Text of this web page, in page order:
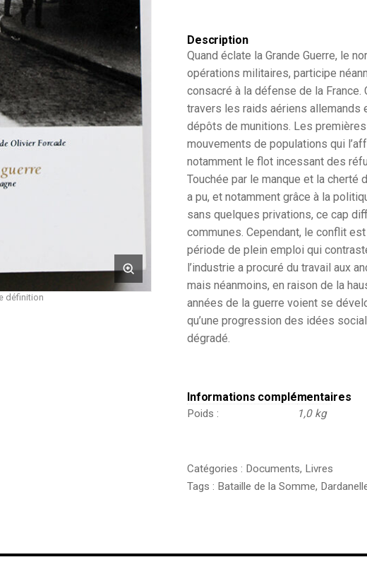
définition
Description
Quand éclate la Grande Guerre, le
opérations militaires, participe
consacré à la défense de la France.
travers les raids aériens
dépôts de munitions. Les
mouvements de populations qui
notamment le flot incessant des
Touchée par le manque et la
a pu, et notamment grâce à la
sans quelques privations, ce cap
communes. Cependant, le conflit
période de plein emploi qui
l’industrie a procuré du travail aux
mais néanmoins, en raison de la
années de la guerre voient se
qu’une progression des idées
dégradé.
Informations complémentaires
Poids 1,0 kg
Catégories : Documents, Livres
Tags : Bataille de la Somme,